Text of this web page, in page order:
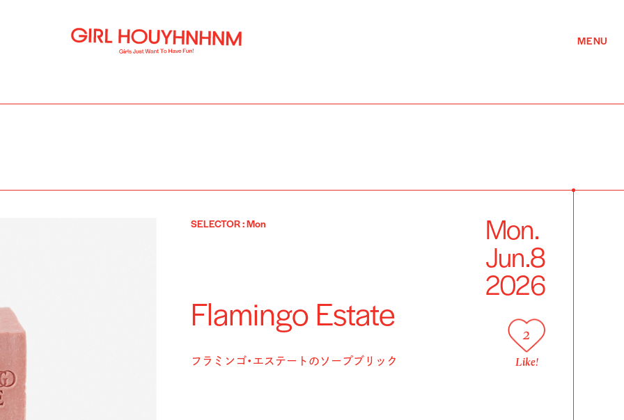
MENU
Mon.
Jun.8
2026
SELECTOR : Mon
Flamingo Estate
フラミンゴ・エステートのソープブリック
2
Like!